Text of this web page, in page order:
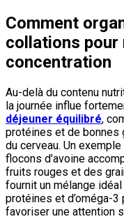
Comment
collations pour
concentration
Au-delà du contenu
la journée influe
déjeuner équilibré,
protéines et de bonnes
du cerveau. Un
flocons d’avoine
fruits rouges et des
fournit un mélange
protéines et d’oméga-
favoriser une attention